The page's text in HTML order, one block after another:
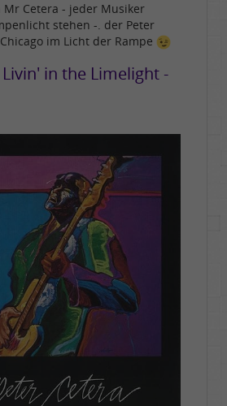
Mr Cetera - jeder Musiker
stehen -. der Peter
im Licht der Rampe
in the Limelight -